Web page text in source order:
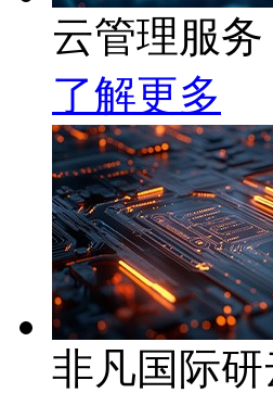
云管理服务
了解更多
非凡国际